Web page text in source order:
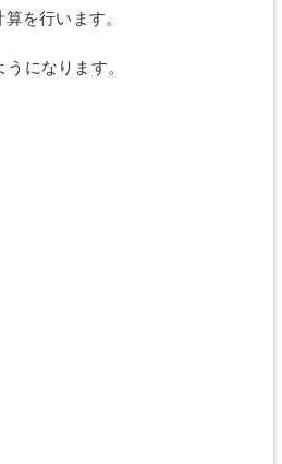
を行います。
になります。